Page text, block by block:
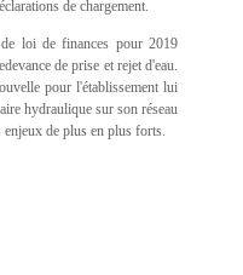
de chargement.
loi de finances pour 2019
de prise et rejet d'eau.
pour l'établissement lui
hydraulique sur son réseau
enjeux de plus en plus forts.